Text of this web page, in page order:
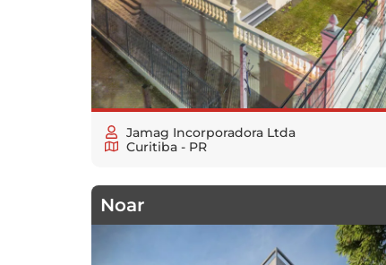
Jamag Incorporadora Ltda
Curitiba - PR
Noar